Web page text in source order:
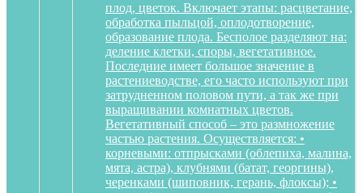
плод, цветок. Включает этапы: расцветание,
обработка пыльцой, оплодотворение,
образование плода. Бесполое разделяют на:
деление клетки, споры, вегетативное.
Последние имеет большое значение в
растениеводстве, его часто используют при
затрудненном половом пути, а так же при
выращивании комнатных цветов.
Вегетативный способ – это размножение
частью растения. Осуществляется: •
корневыми: отпрысками (облепиха, малина,
мята, астра), клубнями (батат, георгины),
черенками (шиповник, герань, флоксы); •